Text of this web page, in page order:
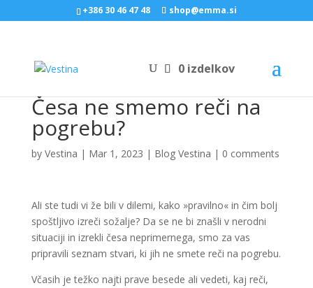
+386 30 46 47 48 shop@emma.si
0 izdelkov
Česa ne smemo reči na
pogrebu?
by Vestina | Mar 1, 2023 | Blog Vestina | 0 comments
Ali ste tudi vi že bili v dilemi, kako »pravilno« in čim bolj
spoštljivo izreči sožalje? Da se ne bi znašli v nerodni
situaciji in izrekli česa neprimernega, smo za vas
pripravili seznam stvari, ki jih ne smete reči na pogrebu.
Včasih je težko najti prave besede ali vedeti, kaj reči,